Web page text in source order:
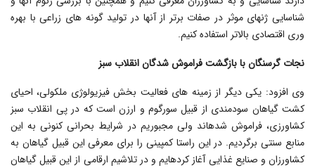
شناسایی ژنهای موثر در صفات برتر از آنها در تولید گونه های زراعی با بهره
وری اقتصادی بالاتر استفاده کنیم.
نجات گرسنگان با بازگشت فراموش شدگان انقلاب سبز
وی افزود: یکی دیگر از زمینه های فعالیت بخش فیزیولوژی ملکولی، احیای
کشت گیاهان سودمندی از قبیل سورگوم و ارزن است که در پی انقلاب سبز
کشاورزی، فراموش شده‎اند ولی مجبوریم در شرایط بحرانی کنونی به این
منابع سنتی برگردیم. در این راستا کمپینی را برای معرفی این قبیل گیاهان به
کشاورزان و صنایع غذایی آغاز کرده‎ایم و در تلاشیم ارقامی از این قبیل گیاهان